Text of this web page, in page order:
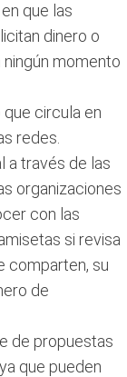
que las
dinero o
momento
circula en
redes.
a través de las
organizaciones
con las
si revisa
comparten, su
de
de propuestas
que pueden